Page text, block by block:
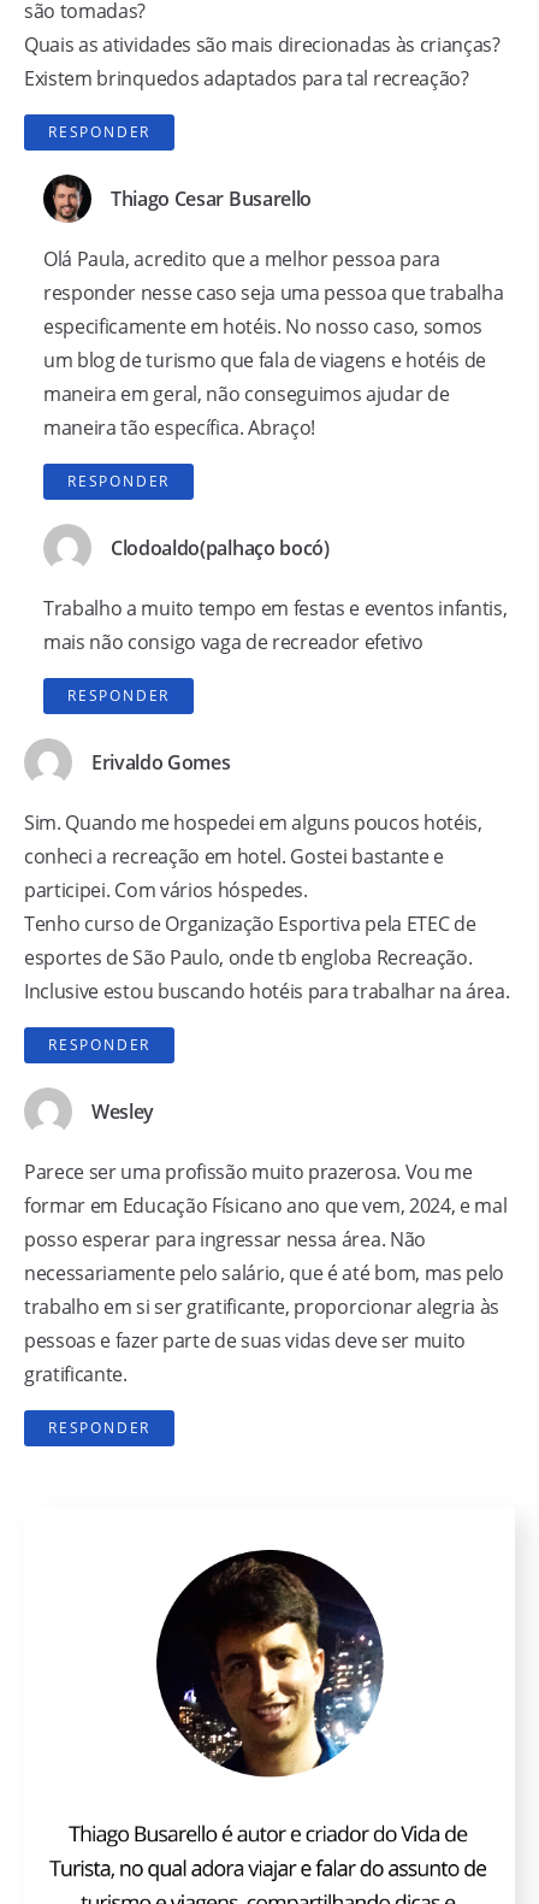
são tomadas?
Quais as atividades são mais direcionadas às crianças?
Existem brinquedos adaptados para tal recreação?
RESPONDER
Thiago Cesar Busarello
Olá Paula, acredito que a melhor pessoa para
responder nesse caso seja uma pessoa que trabalha
especificamente em hotéis. No nosso caso, somos
um blog de turismo que fala de viagens e hotéis de
maneira em geral, não conseguimos ajudar de
maneira tão específica. Abraço!
RESPONDER
Clodoaldo(palhaço bocó)
Trabalho a muito tempo em festas e eventos infantis,
mais não consigo vaga de recreador efetivo
RESPONDER
Erivaldo Gomes
Sim. Quando me hospedei em alguns poucos hotéis,
conheci a recreação em hotel. Gostei bastante e
participei. Com vários hóspedes.
Tenho curso de Organização Esportiva pela ETEC de
esportes de São Paulo, onde tb engloba Recreação.
Inclusive estou buscando hotéis para trabalhar na área.
RESPONDER
Wesley
Parece ser uma profissão muito prazerosa. Vou me
formar em Educação Físicano ano que vem, 2024, e mal
posso esperar para ingressar nessa área. Não
necessariamente pelo salário, que é até bom, mas pelo
trabalho em si ser gratificante, proporcionar alegria às
pessoas e fazer parte de suas vidas deve ser muito
gratificante.
RESPONDER